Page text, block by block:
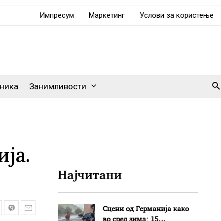
Импресум Маркетинг Услови за користење
Занимливости
Најчитани
Сцени од Германија како
во сред зима: 15